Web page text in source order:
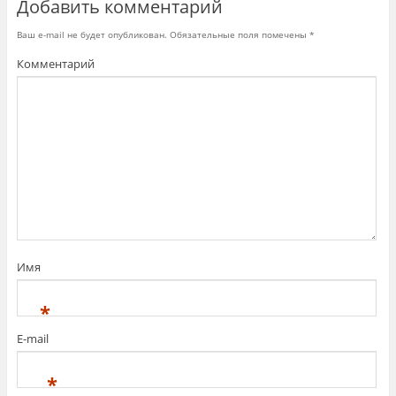
Добавить комментарий
Ваш e-mail не будет опубликован. Обязательные поля помечены *
Комментарий
Имя
*
E-mail
*